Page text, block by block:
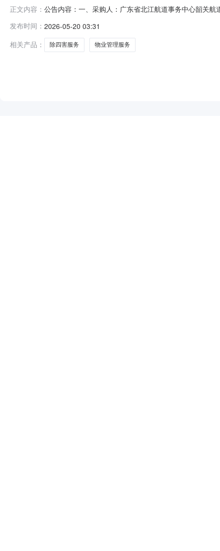
正文内容： 公告内容：一、采购人：广东省北江航道事务中心韶关
发布时间： 2026-05-20 03:31
相关产品：
除四害服务 物业管理服务